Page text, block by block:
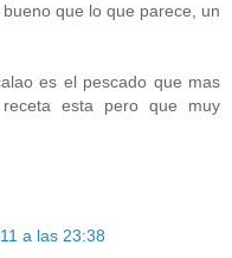
que lo que parece, un
es el pescado que mas
esta pero que muy
a las 23:38